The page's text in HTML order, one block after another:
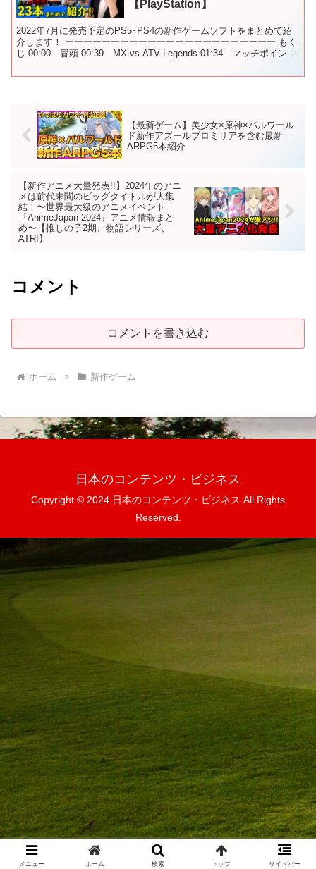
【PlayStation】
2022年7月に発売予定のPS5･PS4の新作ゲームソフトをまとめて紹
介します！ ーーーーーーーーーーーーーーーーーーーーーーー もく
じ 00:00 冒頭 00:39 MX vs ATV Legends 01:34 マッチポイン
【最新ゲーム】美少女×原神×パルワール
ド新作アズールプロミリアを含む最新
ARPG5本紹介
【新作アニメ大量発表!!】2024年のアニ
メは前代未聞のビッグタイトルが大集
結！〜世界最大級のアニメイベント
『AnimeJapan 2024』アニメ情報まと
め〜【推しの子2期、物語シリーズ、
ATRI】
コメント
コメントを書き込む
ホーム 新作ゲーム
日本のコンテンツ・ビジネス
Copyright © 2024 日本のコンテンツ・ビジネス All Rights
Reserved.
メニュー ホーム 検索 トップ サイドバー